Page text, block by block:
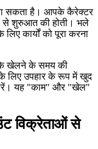
सकता है। आपके कैरेक्टर
से शुरुआत की होती। भले
कार्यों को पूरा करना
के खेलने के समय की
लिए उपहार के रूप में खुद
करें। यह "काम" और "खेल"
विक्रेताओं से